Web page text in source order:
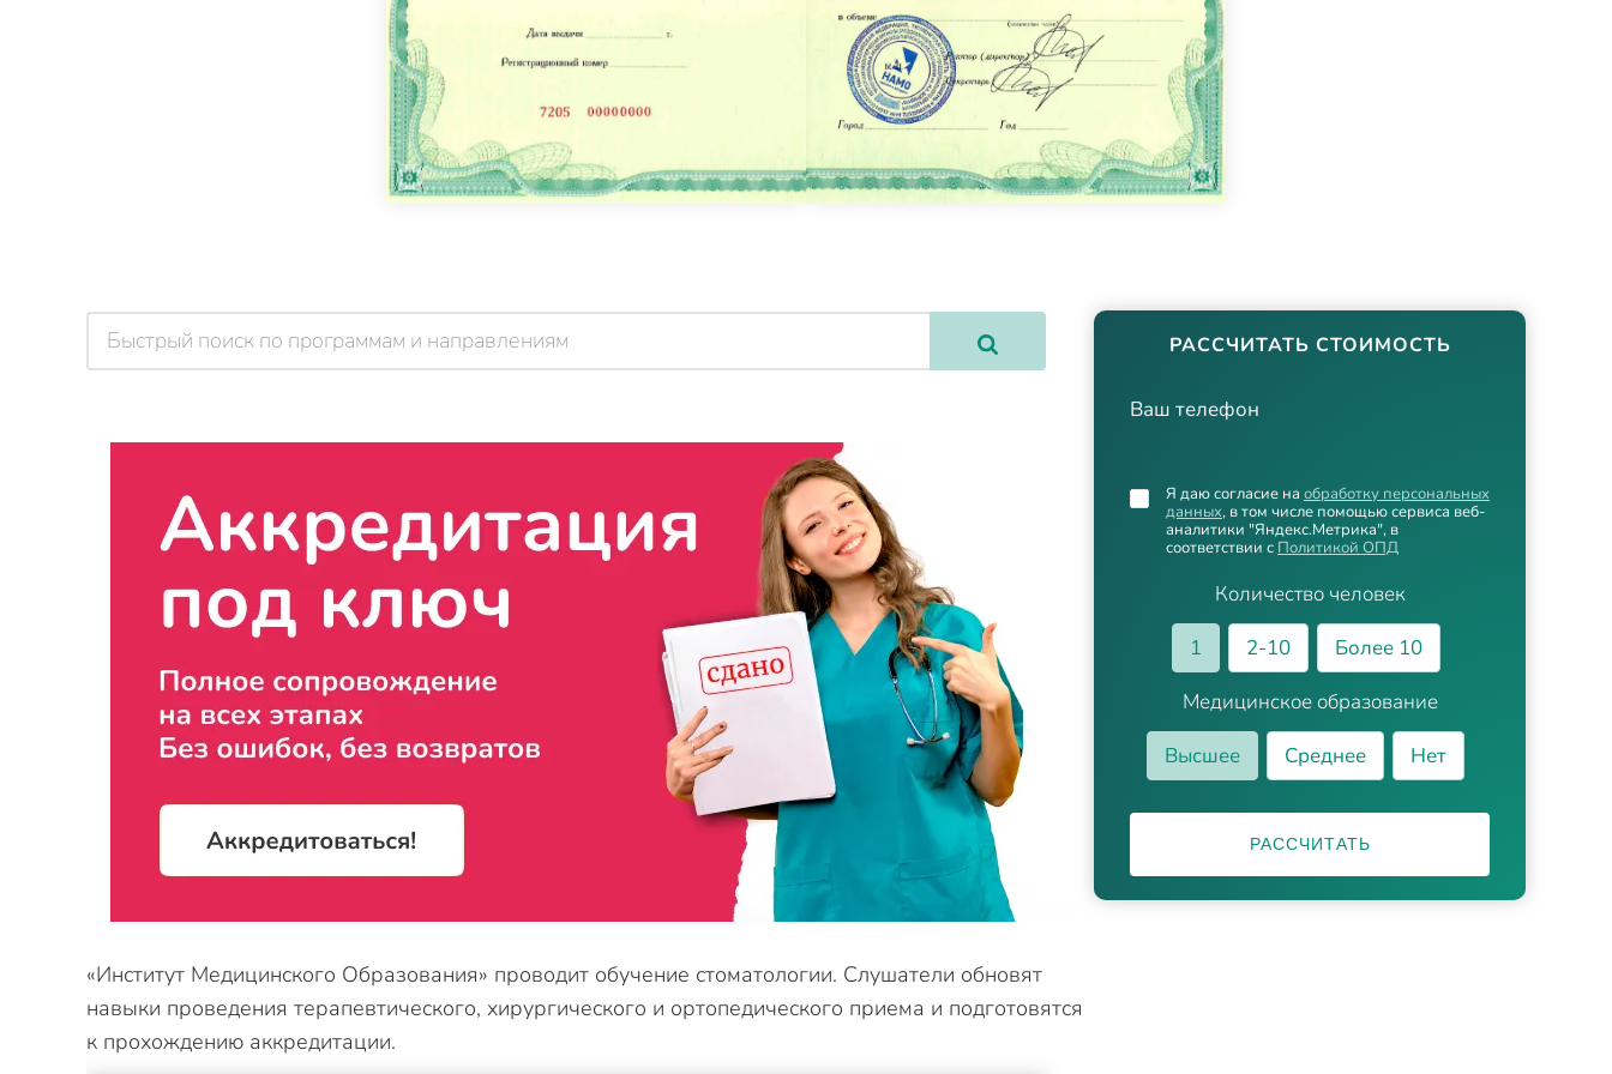
РАССЧИТАТЬ СТОИМОСТЬ
Ваш телефон
Количество человек
1
2-10
Более 10
Медицинское образование
Высшее
Среднее Нет
Я даю согласие на обработку персональных
данных, в том числе помощью сервиса веб-
аналитики "Яндекс.Метрика", в
соответствии с Политикой ОПД
РАССЧИТАТЬ
«Институт Медицинского Образования» проводит обучение стоматологии. Слушатели обновят
навыки проведения терапевтического, хирургического и ортопедического приема и подготовятся
к прохождению аккредитации.